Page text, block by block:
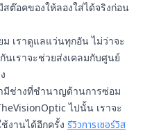
ต๊อคของให้ลองใส่ได้จริงก่อน
เราดูแลแว่นทุกอัน ไม่ว่าจะ
นเราจะช่วยส่งเคลมกับศูนย์
มีช่างที่ชำนาญด้านการซ่อม
ไปนั้น เราจะ
งานได้อีกครั้ง รีวิวการเซอร์วิส